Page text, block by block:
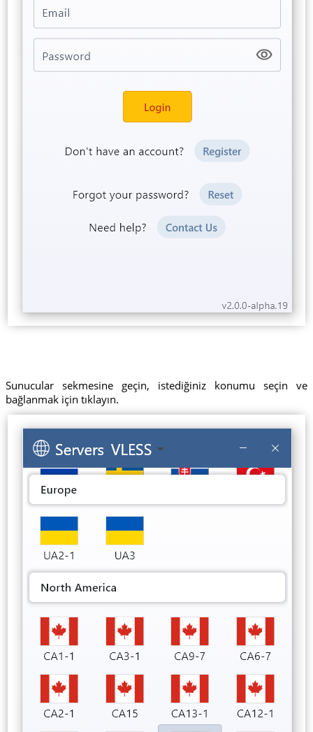
Sunucular sekmesine geçin, istediğiniz konumu seçin ve
bağlanmak için tıklayın.